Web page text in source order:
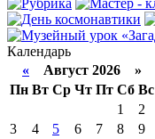
Календарь
« Август 2026 »
Пн Вт Ср Чт Пт Сб Вс
1
2
3
4 5 6 7 8
9